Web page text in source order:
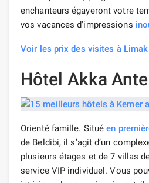
enchanteurs égayeront votre
vos vacances d’impressions
Voir les prix des visites à
Hôtel Akka
Orienté famille. Situéen
de Beldibi, il s’agit d’un
plusieurs étages et de 7 villas
service VIP individuel. Vous